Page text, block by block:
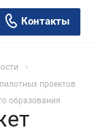
Контакты
проектов
образования